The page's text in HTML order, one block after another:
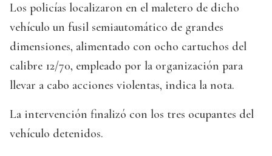
Los policías localizaron en el maletero de dicho
vehículo un fusil semiautomático de grandes
dimensiones, alimentado con ocho cartuchos del
calibre 12/70, empleado por la organización para
llevar a cabo acciones violentas, indica la nota.
La intervención finalizó con los tres ocupantes del
vehículo detenidos.